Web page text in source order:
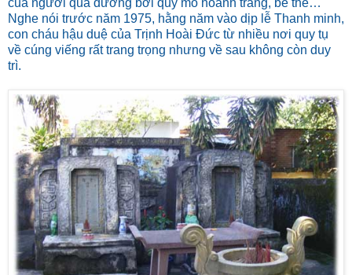
của người qua đường bởi quy mô hoành tráng, bề thế…
Nghe nói trước năm 1975, hằng năm vào dịp lễ Thanh minh,
con cháu hậu duệ của Trịnh Hoài Đức từ nhiều nơi quy tụ
về cúng viếng rất trang trọng nhưng về sau không còn duy
trì.